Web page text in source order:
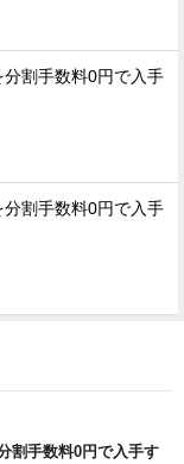
割手数料0円で入手
割手数料0円で入手
割手数料0円で入手す